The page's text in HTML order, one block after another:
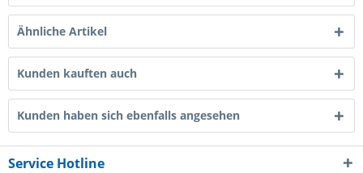
Ähnliche Artikel
Kunden kauften auch
Kunden haben sich ebenfalls angesehen
Service Hotline